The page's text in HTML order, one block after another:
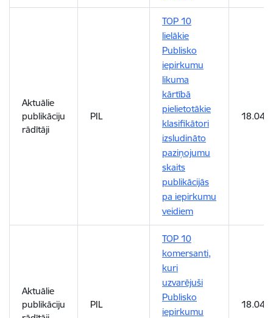
Aktuālie
publikāciju
rādītāji
PIL
TOP 10
lielākie
Publisko
iepirkumu
likuma
kārtībā
pielietotākie
klasifikātori
izsludināto
paziņojumu
skaits
publikācijās
pa iepirkumu
veidiem
Aktuālie
publikāciju
PIL
TOP 10
komersanti,
kuri
uzvarējuši
Publisko
iepirkumu